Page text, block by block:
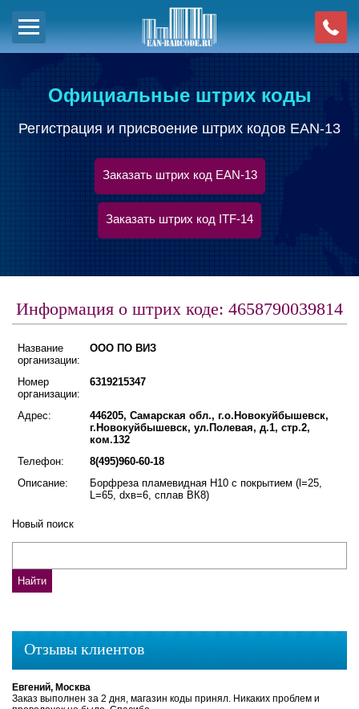
Официальные штрих коды
Регистрация и присвоение штрих кодов EAN-13
Заказать штрих код EAN-13
Заказать штрих код ITF-14
Информация о штрих коде: 4658790039814
Название
организации:
ООО ПО ВИЗ
Номер
организации:
6319215347
Адрес:
446205, Самарская обл., г.о.Новокуйбышевск,
г.Новокуйбышевск, ул.Полевая, д.1, стр.2,
ком.132
Телефон:
8(495)960-60-18
Описание:
Борфреза пламевидная H10 с покрытием (l=25,
L=65, dхв=6, сплав ВК8)
Новый поиск
Отзывы клиентов
Евгений, Москва
Заказ выполнен за 2 дня, магазин коды принял. Никаких проблем и